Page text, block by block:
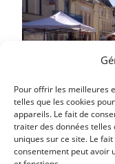
Pour offrir les meilleures
telles que les cookies
appareils. Le fait de
traiter des données telles
uniques sur ce site. Le
consentement peut avoir